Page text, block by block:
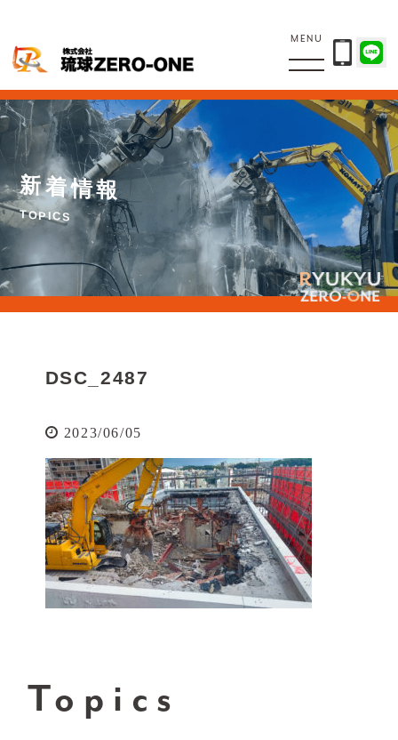
MENU
新着情報
TOPICS
DSC_2487
2023/06/05
Topics